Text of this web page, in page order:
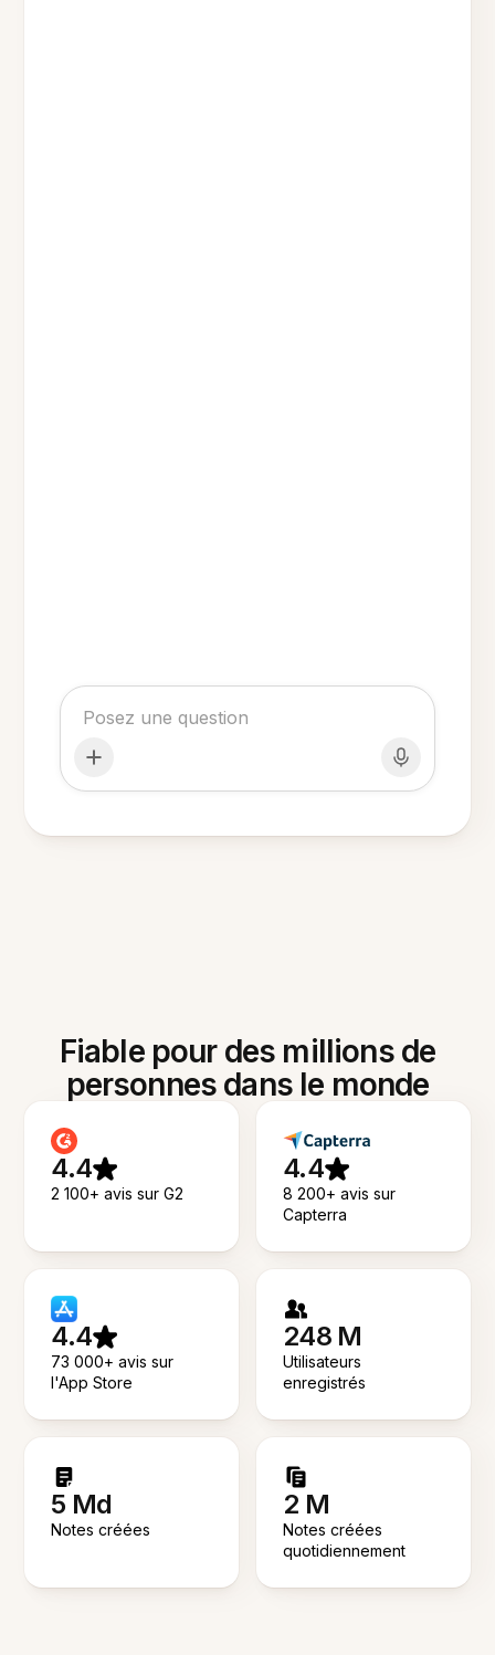
Fiable pour des millions de
personnes dans le monde
4.4
2 100+ avis sur G2
4.4
8 200+ avis sur
Capterra
4.4
73 000+ avis sur
l'App Store
248 M
Utilisateurs
enregistrés
5 Md
Notes créées
2 M
Notes créées
quotidiennement